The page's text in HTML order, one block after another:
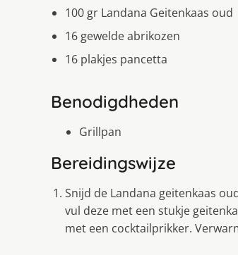
100 gr Landana Geitenkaas oud
16 gewelde abrikozen
16 plakjes pancetta
Benodigdheden
Grillpan
Bereidingswijze
Snijd de Landana geitenkaas
vul deze met een stukje
met een cocktailprikker.